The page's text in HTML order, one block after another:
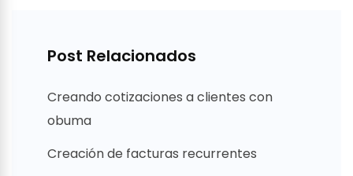
Post Relacionados
Creando cotizaciones a clientes con
obuma
Creación de facturas recurrentes